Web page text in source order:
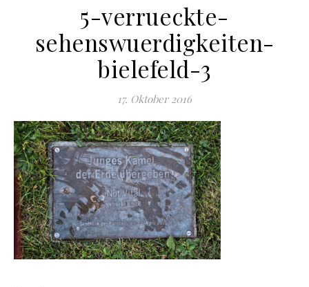
5-verrueckte-
sehenswuerdigkeiten-
bielefeld-3
17. Oktober 2016